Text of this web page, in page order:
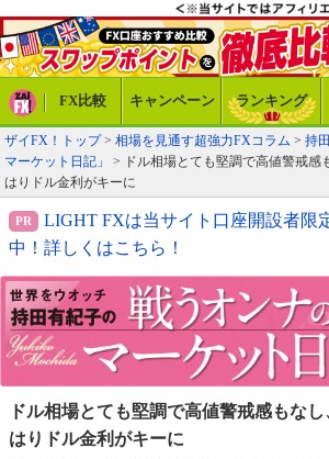
FX比較 キャンペーン ランキング
ザイFX！トップ> 相場を見通す超強力FXコラム > 持
マーケット日記」
> ドル相場とても堅調で高値警戒感
はりドル金利がキーに
LIGHT FXは当サイト口座開設者限
中！詳しくはこちら！
ドル相場とても堅調で高値警戒感もなし
はりドル金利がキーに